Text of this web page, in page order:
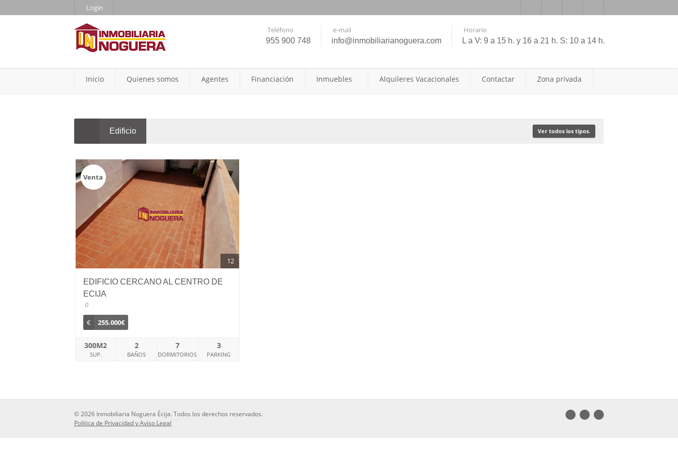
Login
Teléfono
955 900 748
e-mail
info@inmobiliarianoguera.com
Horario
L a V: 9 a 15 h. y 16 a 21 h. S: 10 a 14 h.
Inicio Quienes somos Agentes Financiación Inmuebles Alquileres Vacacionales Contactar Zona privada
Ver todos los tipos.
Edificio
12
Venta
EDIFICIO CERCANO AL CENTRO DE
ECIJA
0
€
255.000€
300M2
SUP.
2
BAÑOS
7
DORMITORIOS
3
PARKING
© 2026 Inmobiliaria Noguera Écija. Todos los derechos reservados.
Política de Privacidad y Aviso Legal